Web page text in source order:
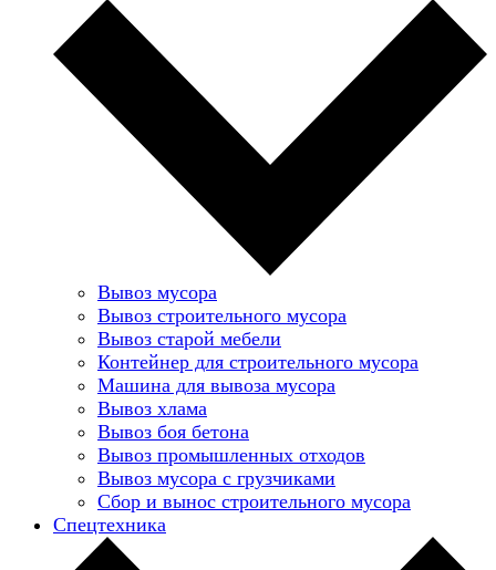
Вывоз мусора
Вывоз строительного мусора
Вывоз старой мебели
Контейнер для строительного мусора
Машина для вывоза мусора
Вывоз хлама
Вывоз боя бетона
Вывоз промышленных отходов
Вывоз мусора с грузчиками
Сбор и вынос строительного мусора
Спецтехника